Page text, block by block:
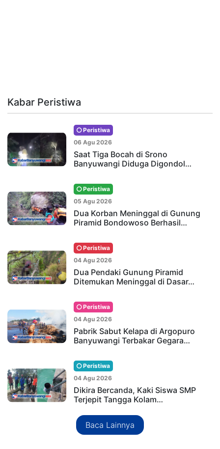
Kabar Peristiwa
Peristiwa
06 Agu 2026
Saat Tiga Bocah di Srono
Banyuwangi Diduga Digondol…
Peristiwa
05 Agu 2026
Dua Korban Meninggal di Gunung
Piramid Bondowoso Berhasil…
Peristiwa
04 Agu 2026
Dua Pendaki Gunung Piramid
Ditemukan Meninggal di Dasar…
Peristiwa
04 Agu 2026
Pabrik Sabut Kelapa di Argopuro
Banyuwangi Terbakar Gegara…
Peristiwa
04 Agu 2026
Dikira Bercanda, Kaki Siswa SMP
Terjepit Tangga Kolam…
Baca Lainnya